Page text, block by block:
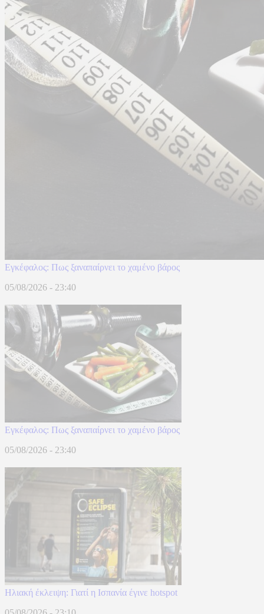
Eγκέφαλος: Πως ξαναπαίρνει το χαμένο βάρος
05/08/2026 - 23:40
Eγκέφαλος: Πως ξαναπαίρνει το χαμένο βάρος
05/08/2026 - 23:40
Hλιακή έκλειψη: Γιατί η Ισπανία έγινε hotspot